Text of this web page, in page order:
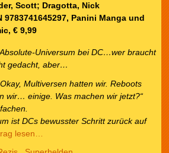
Scott; Dragotta, Nick
9783741645297, Panini Manga und
€ 9,99
Universum bei DC…wer braucht
gedacht, aber…
Multiversen hatten wir. Reboots
wir… einige. Was machen wir jetzt?“
ist DCs bewusster Schritt zurück auf
lesen…